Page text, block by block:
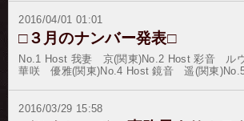
2016/04/01 01:01
□３月のナンバー発表□
No.1 Host 我妻 京(関東)No.2 Host 彩音 ル
華咲 優雅(関東)No.4 Host 鏡音 遥(関東
東)No.10 Host 日比野 真琴(関東)うららかな好
2016/03/29 15:58